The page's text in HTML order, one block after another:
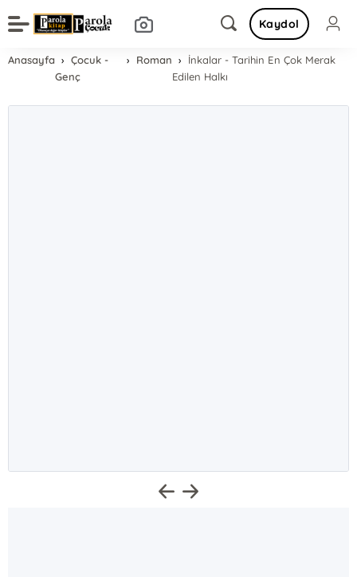
Kaydol
Anasayfa
Çocuk -
Genç
Roman
İnkalar - Tarihin En Çok Merak
Edilen Halkı